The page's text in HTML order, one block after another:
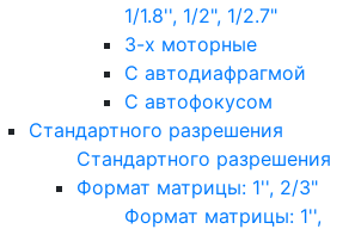
1/1.8'', 1/2", 1/2.7"
3-х моторные
С автодиафрагмой
С автофокусом
Стандартного разрешения
Стандартного разрешения
Формат матрицы: 1'', 2/3"
Формат матрицы: 1'',